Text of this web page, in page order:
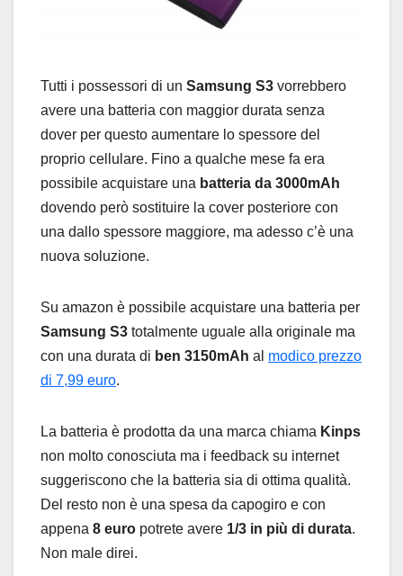
Tutti i possessori di un Samsung S3 vorrebbero
avere una batteria con maggior durata senza
dover per questo aumentare lo spessore del
proprio cellulare. Fino a qualche mese fa era
possibile acquistare una batteria da 3000mAh
dovendo però sostituire la cover posteriore con
una dallo spessore maggiore, ma adesso c’è una
nuova soluzione.
Su amazon è possibile acquistare una batteria per
Samsung S3 totalmente uguale alla originale ma
con una durata di ben 3150mAh al modico prezzo
di 7,99 euro.
La batteria è prodotta da una marca chiama Kinps
non molto conosciuta ma i feedback su internet
suggeriscono che la batteria sia di ottima qualità.
Del resto non è una spesa da capogiro e con
appena 8 euro potrete avere 1/3 in più di durata.
Non male direi.